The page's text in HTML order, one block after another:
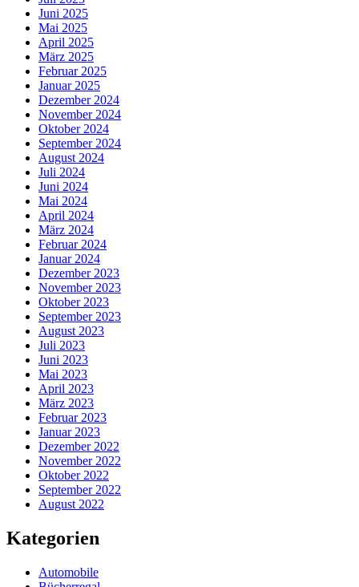
Juni 2025
Mai 2025
April 2025
März 2025
Februar 2025
Januar 2025
Dezember 2024
November 2024
Oktober 2024
September 2024
August 2024
Juli 2024
Juni 2024
Mai 2024
April 2024
März 2024
Februar 2024
Januar 2024
Dezember 2023
November 2023
Oktober 2023
September 2023
August 2023
Juli 2023
Juni 2023
Mai 2023
April 2023
März 2023
Februar 2023
Januar 2023
Dezember 2022
November 2022
Oktober 2022
September 2022
August 2022
Kategorien
Automobile